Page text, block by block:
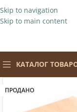
Skip to navigation
Skip to main content
КАТАЛОГ
ПРОДАНО